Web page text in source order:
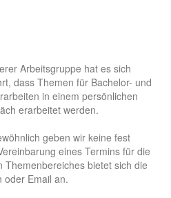
Arbeitsgruppe hat es sich
dass Themen für Bachelor- und
in einem persönlichen
erarbeitet werden.
geben wir keine fest
eines Termins für die
Themenbereiches bietet sich die
oder Email an.